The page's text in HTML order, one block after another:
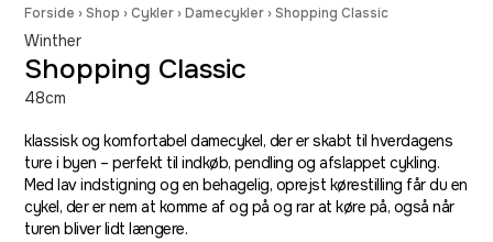
Forside ›Shop ›Cykler ›Damecykler ›Shopping Classic
Winther
Shopping Classic
48cm
klassisk og komfortabel damecykel, der er skabt til hverdagens
ture i byen – perfekt til indkøb, pendling og afslappet cykling.
Med lav indstigning og en behagelig, oprejst kørestilling får du en
cykel, der er nem at komme af og på og rar at køre på, også når
turen bliver lidt længere.